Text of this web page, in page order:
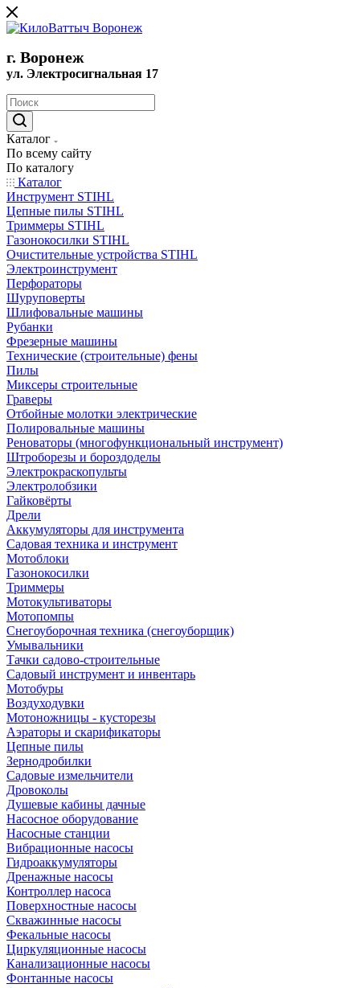
г. Воронеж
ул. Электросигнальная 17
Каталог
По всему сайту
По каталогу
Каталог
Инструмент STIHL
Цепные пилы STIHL
Триммеры STIHL
Газонокосилки STIHL
Очистительные устройства STIHL
Электроинструмент
Перфораторы
Шуруповерты
Шлифовальные машины
Рубанки
Фрезерные машины
Технические (строительные) фены
Пилы
Миксеры строительные
Граверы
Отбойные молотки электрические
Полировальные машины
Реноваторы (многофункциональный инструмент)
Штроборезы и бороздоделы
Электрокраскопульты
Электролобзики
Гайковёрты
Дрели
Аккумуляторы для инструмента
Садовая техника и инструмент
Мотоблоки
Газонокосилки
Триммеры
Мотокультиваторы
Мотопомпы
Снегоуборочная техника (снегоуборщик)
Умывальники
Тачки садово-строительные
Садовый инструмент и инвентарь
Мотобуры
Воздуходувки
Мотоножницы - кусторезы
Аэраторы и скарификаторы
Цепные пилы
Зернодробилки
Садовые измельчители
Дровоколы
Душевые кабины дачные
Насосное оборудование
Насосные станции
Вибрационные насосы
Гидроаккумуляторы
Дренажные насосы
Контроллер насоса
Поверхностные насосы
Скважинные насосы
Фекальные насосы
Циркуляционные насосы
Канализационные насосы
Фонтанные насосы